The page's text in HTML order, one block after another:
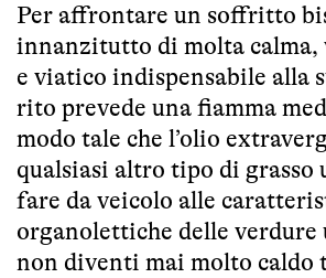
Per affrontare un soffritto
innanzitutto di molta
e viatico indispensabile alla
rito prevede una fiamma
modo tale che l’olio
qualsiasi altro tipo di
fare da veicolo alle
organolettiche delle
non diventi mai molto caldo